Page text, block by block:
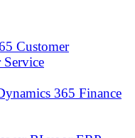
Customer
365 Finance